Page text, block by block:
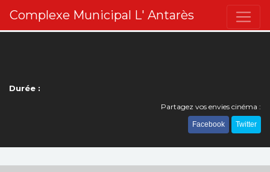
Complexe Municipal L' Antarès
Durée :
Partagez vos envies cinéma :
Facebook Twitter